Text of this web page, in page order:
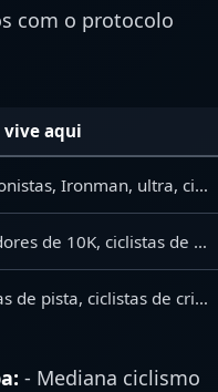
com o protocolo
vive aqui
Maratonistas, Ironman, ultra, ciclistas de GC
Corredores de 10K, ciclistas de estrada
Ciclistas de pista, ciclistas de critério, 400/800/1500 m
- Mediana ciclismo